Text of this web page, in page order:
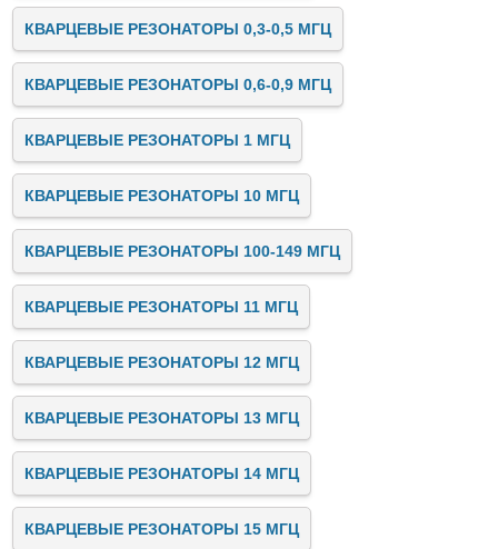
КВАРЦЕВЫЕ РЕЗОНАТОРЫ 0,3-0,5 МГЦ
КВАРЦЕВЫЕ РЕЗОНАТОРЫ 0,6-0,9 МГЦ
КВАРЦЕВЫЕ РЕЗОНАТОРЫ 1 МГЦ
КВАРЦЕВЫЕ РЕЗОНАТОРЫ 10 МГЦ
КВАРЦЕВЫЕ РЕЗОНАТОРЫ 100-149 МГЦ
КВАРЦЕВЫЕ РЕЗОНАТОРЫ 11 МГЦ
КВАРЦЕВЫЕ РЕЗОНАТОРЫ 12 МГЦ
КВАРЦЕВЫЕ РЕЗОНАТОРЫ 13 МГЦ
КВАРЦЕВЫЕ РЕЗОНАТОРЫ 14 МГЦ
КВАРЦЕВЫЕ РЕЗОНАТОРЫ 15 МГЦ